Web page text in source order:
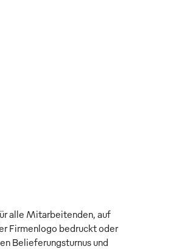
alle Mitarbeitenden, auf
Firmenlogo bedruckt oder
Belieferungsturnus und